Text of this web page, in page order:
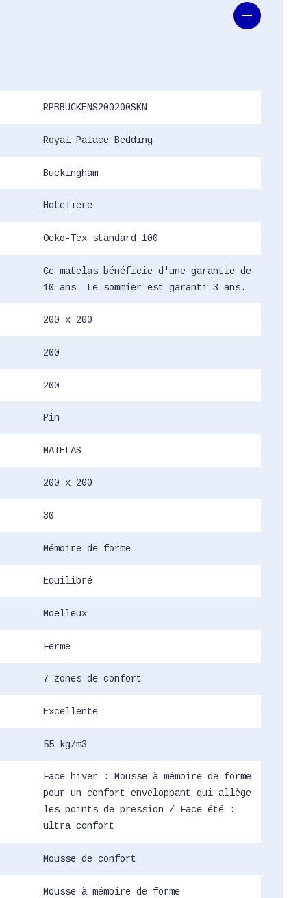
RPBBUCKENS200200SKN
Royal Palace Bedding
Buckingham
Hoteliere
Oeko-Tex standard 100
Ce matelas bénéficie d'une garantie de
10 ans. Le sommier est garanti 3 ans.
200 x 200
200
200
Pin
MATELAS
200 x 200
30
Mémoire de forme
Equilibré
Moelleux
Ferme
7 zones de confort
Excellente
55 kg/m3
Face hiver : Mousse à mémoire de forme
pour un confort enveloppant qui allège
les points de pression / Face été :
ultra confort
Mousse de confort
Mousse à mémoire de forme